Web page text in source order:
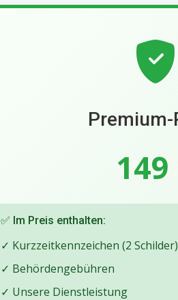
149
✅ Im Preis enthalten:
✓ Kurzzeitkennzeichen (2 Schilder)
✓ Behördengebühren
✓ Unsere Dienstleistung